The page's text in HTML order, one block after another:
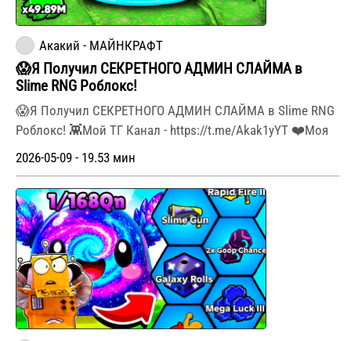
Акакий - МАЙНКРАФТ
😱Я Получил СЕКРЕТНОГО АДМИН СЛАЙМА в
Slime RNG Роблокс!
😱Я Получил СЕКРЕТНОГО АДМИН СЛАЙМА в Slime RNG
Роблокс! 👾Мой ТГ Канал - https://t.me/Akak1yYT ❤️Моя
2026-05-09 - 19.53 мин